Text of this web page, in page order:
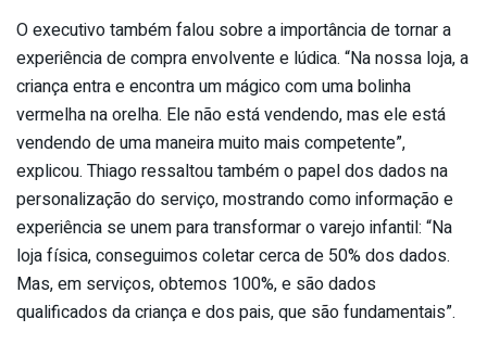
O executivo também falou sobre a importância de tornar a
experiência de compra envolvente e lúdica. “Na nossa loja, a
criança entra e encontra um mágico com uma bolinha
vermelha na orelha. Ele não está vendendo, mas ele está
vendendo de uma maneira muito mais competente”,
explicou. Thiago ressaltou também o papel dos dados na
personalização do serviço, mostrando como informação e
experiência se unem para transformar o varejo infantil: “Na
loja física, conseguimos coletar cerca de 50% dos dados.
Mas, em serviços, obtemos 100%, e são dados
qualificados da criança e dos pais, que são fundamentais”.